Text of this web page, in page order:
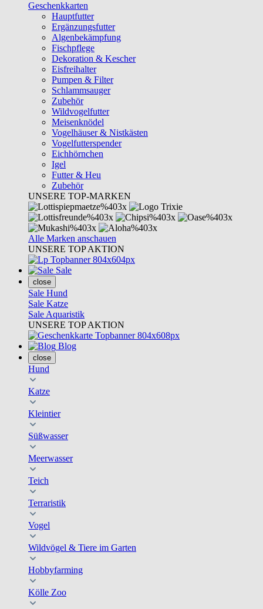
Geschenkkarten
Hauptfutter
Ergänzungsfutter
Algenbekämpfung
Fischpflege
Dekoration & Kescher
Eisfreihalter
Pumpen & Filter
Schlammsauger
Zubehör
Wildvogelfutter
Meisenknödel
Vogelhäuser & Nistkästen
Vogelfutterspender
Eichhörnchen
Igel
Futter & Heu
Zubehör
UNSERE TOP-MARKEN
Alle Marken anschauen
UNSERE TOP AKTION
Sale
close
Sale Hund
Sale Katze
Sale Aquaristik
UNSERE TOP AKTION
Blog
close
Hund
Katze
Kleintier
Süßwasser
Meerwasser
Teich
Terraristik
Vogel
Wildvögel & Tiere im Garten
Hobbyfarming
Kölle Zoo